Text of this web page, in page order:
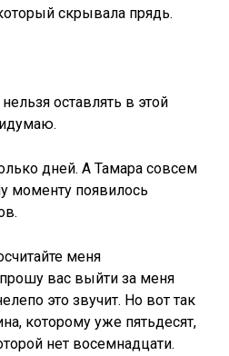
скрывала прядь.
оставлять в этой
дней. А Тамара совсем
моменту появилось
меня
вас выйти за меня
это звучит. Но вот так
которому уже пятьдесят,
нет восемнадцати.